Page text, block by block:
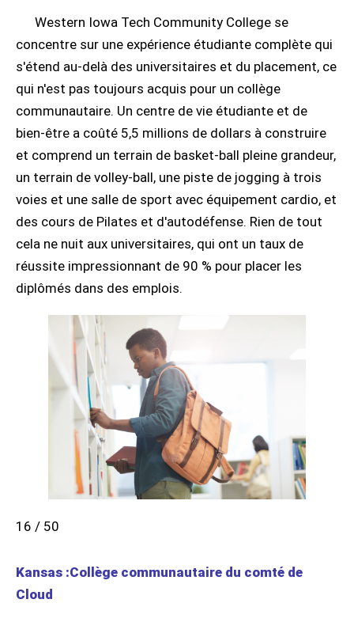
Western Iowa Tech Community College se
concentre sur une expérience étudiante complète qui
s'étend au-delà des universitaires et du placement, ce
qui n'est pas toujours acquis pour un collège
communautaire. Un centre de vie étudiante et de
bien-être a coûté 5,5 millions de dollars à construire
et comprend un terrain de basket-ball pleine grandeur,
un terrain de volley-ball, une piste de jogging à trois
voies et une salle de sport avec équipement cardio, et
des cours de Pilates et d'autodéfense. Rien de tout
cela ne nuit aux universitaires, qui ont un taux de
réussite impressionnant de 90 % pour placer les
diplômés dans des emplois.
16 / 50
Kansas :Collège communautaire du comté de
Cloud